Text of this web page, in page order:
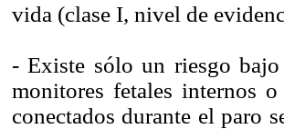
vida (clase I, nivel de
- Existe sólo un riesgo
monitores fetales internos
conectados durante el paro